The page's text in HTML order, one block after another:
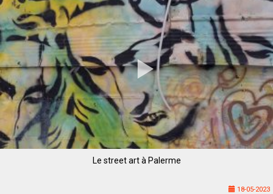
Le street art à Palerme
18-05-2023